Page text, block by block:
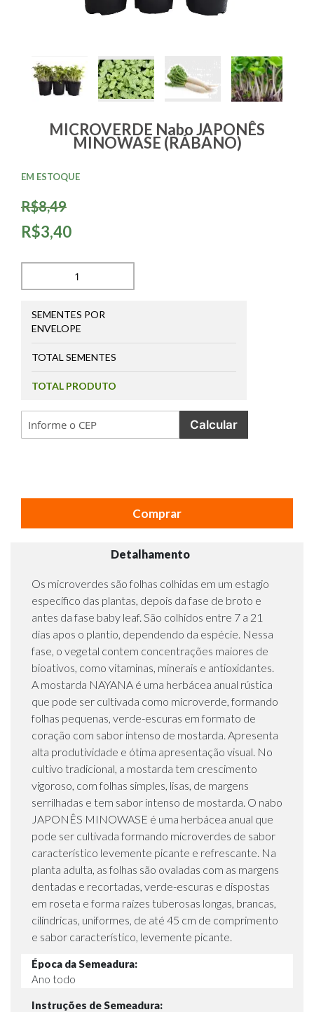
MICROVERDE Nabo JAPONÊS
MINOWASE (RÁBANO)
R$8,49
R$3,40
EM ESTOQUE
SEMENTES POR
ENVELOPE
TOTAL SEMENTES
TOTAL PRODUTO
Calcular
Comprar
Detalhamento
Os microverdes são folhas colhidas em um estagio
específico das plantas, depois da fase de broto e
antes da fase baby leaf. São colhidos entre 7 a 21
dias apos o plantio, dependendo da espécie. Nessa
fase, o vegetal contem concentrações maiores de
bioativos, como vitaminas, minerais e antioxidantes.
A mostarda NAYANA é uma herbácea anual rústica
que pode ser cultivada como microverde, formando
folhas pequenas, verde-escuras em formato de
coração com sabor intenso de mostarda. Apresenta
alta produtividade e ótima apresentação visual. No
cultivo tradicional, a mostarda tem crescimento
vigoroso, com folhas simples, lisas, de margens
serrilhadas e tem sabor intenso de mostarda. O nabo
JAPONÊS MINOWASE é uma herbácea anual que
pode ser cultivada formando microverdes de sabor
característico levemente picante e refrescante. Na
planta adulta, as folhas são ovaladas com as margens
dentadas e recortadas, verde-escuras e dispostas
em roseta e forma raízes tuberosas longas, brancas,
cilíndricas, uniformes, de até 45 cm de comprimento
e sabor característico, levemente picante.
Época da Semeadura:
Ano todo
Instruções de Semeadura: